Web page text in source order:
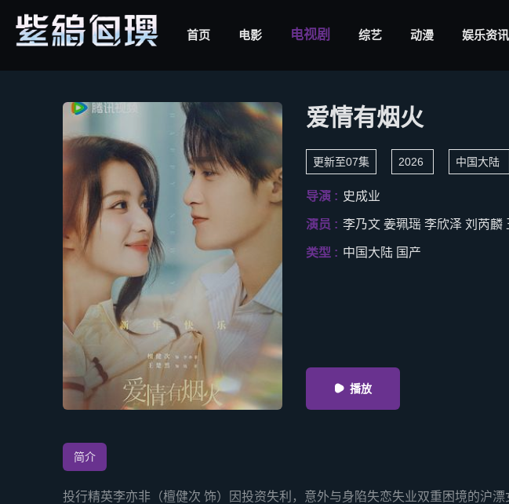
首页 电影 电视剧 综艺 动漫 娱乐资讯
爱情有烟火
更新至07集 2026 中国大陆
导演 : 史成业
演员 : 李乃文 姜珮瑶 李欣泽 刘芮麟
类型 : 中国大陆 国产
 播放
简介
投行精英李亦非（檀健次 饰）因投资失利，意外与身陷失恋失业双重困境的沪